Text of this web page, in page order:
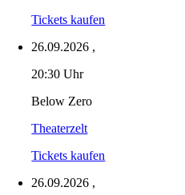
Tickets kaufen
26.09.2026 ,
20:30 Uhr
Below Zero
Theaterzelt
Tickets kaufen
26.09.2026 ,